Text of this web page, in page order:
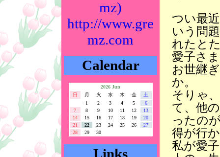
mz)
http://www.gre
mz.com
Calendar
2026 Jun
日
月 火 水 木 金
土
1
2 3 4 5
6
7
8 9 10 11 12
13
14
15 16 17 18 19
20
21
22 23 24 25 26
27
28
29 30
Links
つい最
いう問
れたと
愛子さ
お世継
か。
そりゃ
て、他
ったの
得が行
私が愛